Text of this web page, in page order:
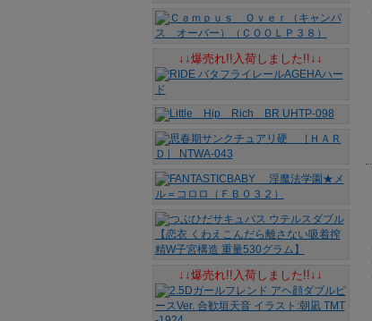
↓↓爆売れ!!入荷しました!!↓↓
↓↓爆売れ!!入荷しました!!↓↓